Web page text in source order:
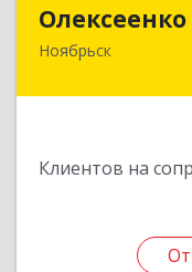
Ноябрьск
Клиентов на
629804,